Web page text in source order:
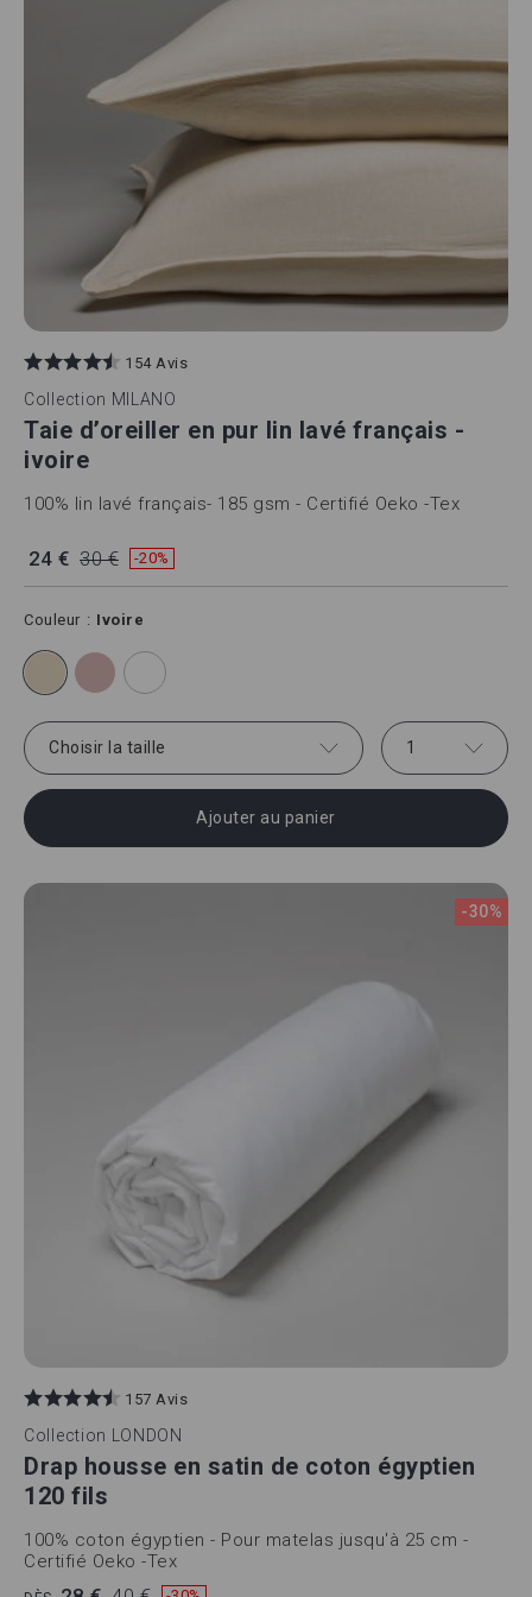
154 Avis
Collection MILANO
Taie d’oreiller en pur lin lavé français -
ivoire
100% lin lavé français- 185 gsm - Certifié Oeko -Tex
24 € 30 € -20%
Couleur Ivoire
Choisir la taille 1
Ajouter au panier
-30%
157 Avis
Collection LONDON
Drap housse en satin de coton égyptien
120 fils
100% coton égyptien - Pour matelas jusqu'à 25 cm -
Certifié Oeko -Tex